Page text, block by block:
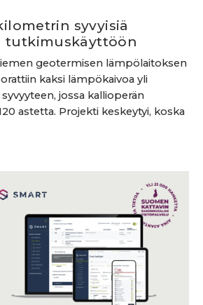
syvyisiä
tutkimuskäyttöön
geotermisen lämpölaitoksen
kaksi lämpökaivoa yli
jossa kallioperän
astetta. Projekti keskeytyi, koska